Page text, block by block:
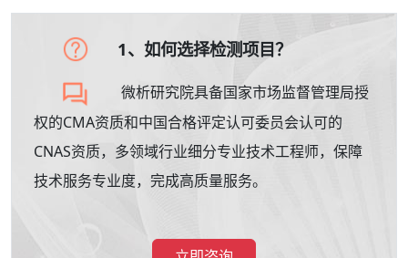
1、如何选择检测项目？
微析研究院具备国家市场监督管理局授
权的CMA资质和中国合格评定认可委员会认可的
CNAS资质，多领域行业细分专业技术工程师，保障
技术服务专业度，完成高质量服务。